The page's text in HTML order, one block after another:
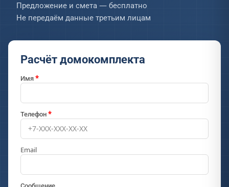
Предложение и смета — бесплатно
Не передаём данные третьим лицам
Расчёт домокомплекта
Имя
Телефон
Email